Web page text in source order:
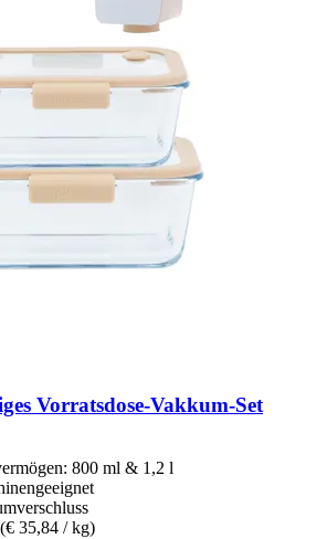
Vorratsdose-​Vakkum-​Set
800 ml & 1,2 l
(€ 35,84 / kg)